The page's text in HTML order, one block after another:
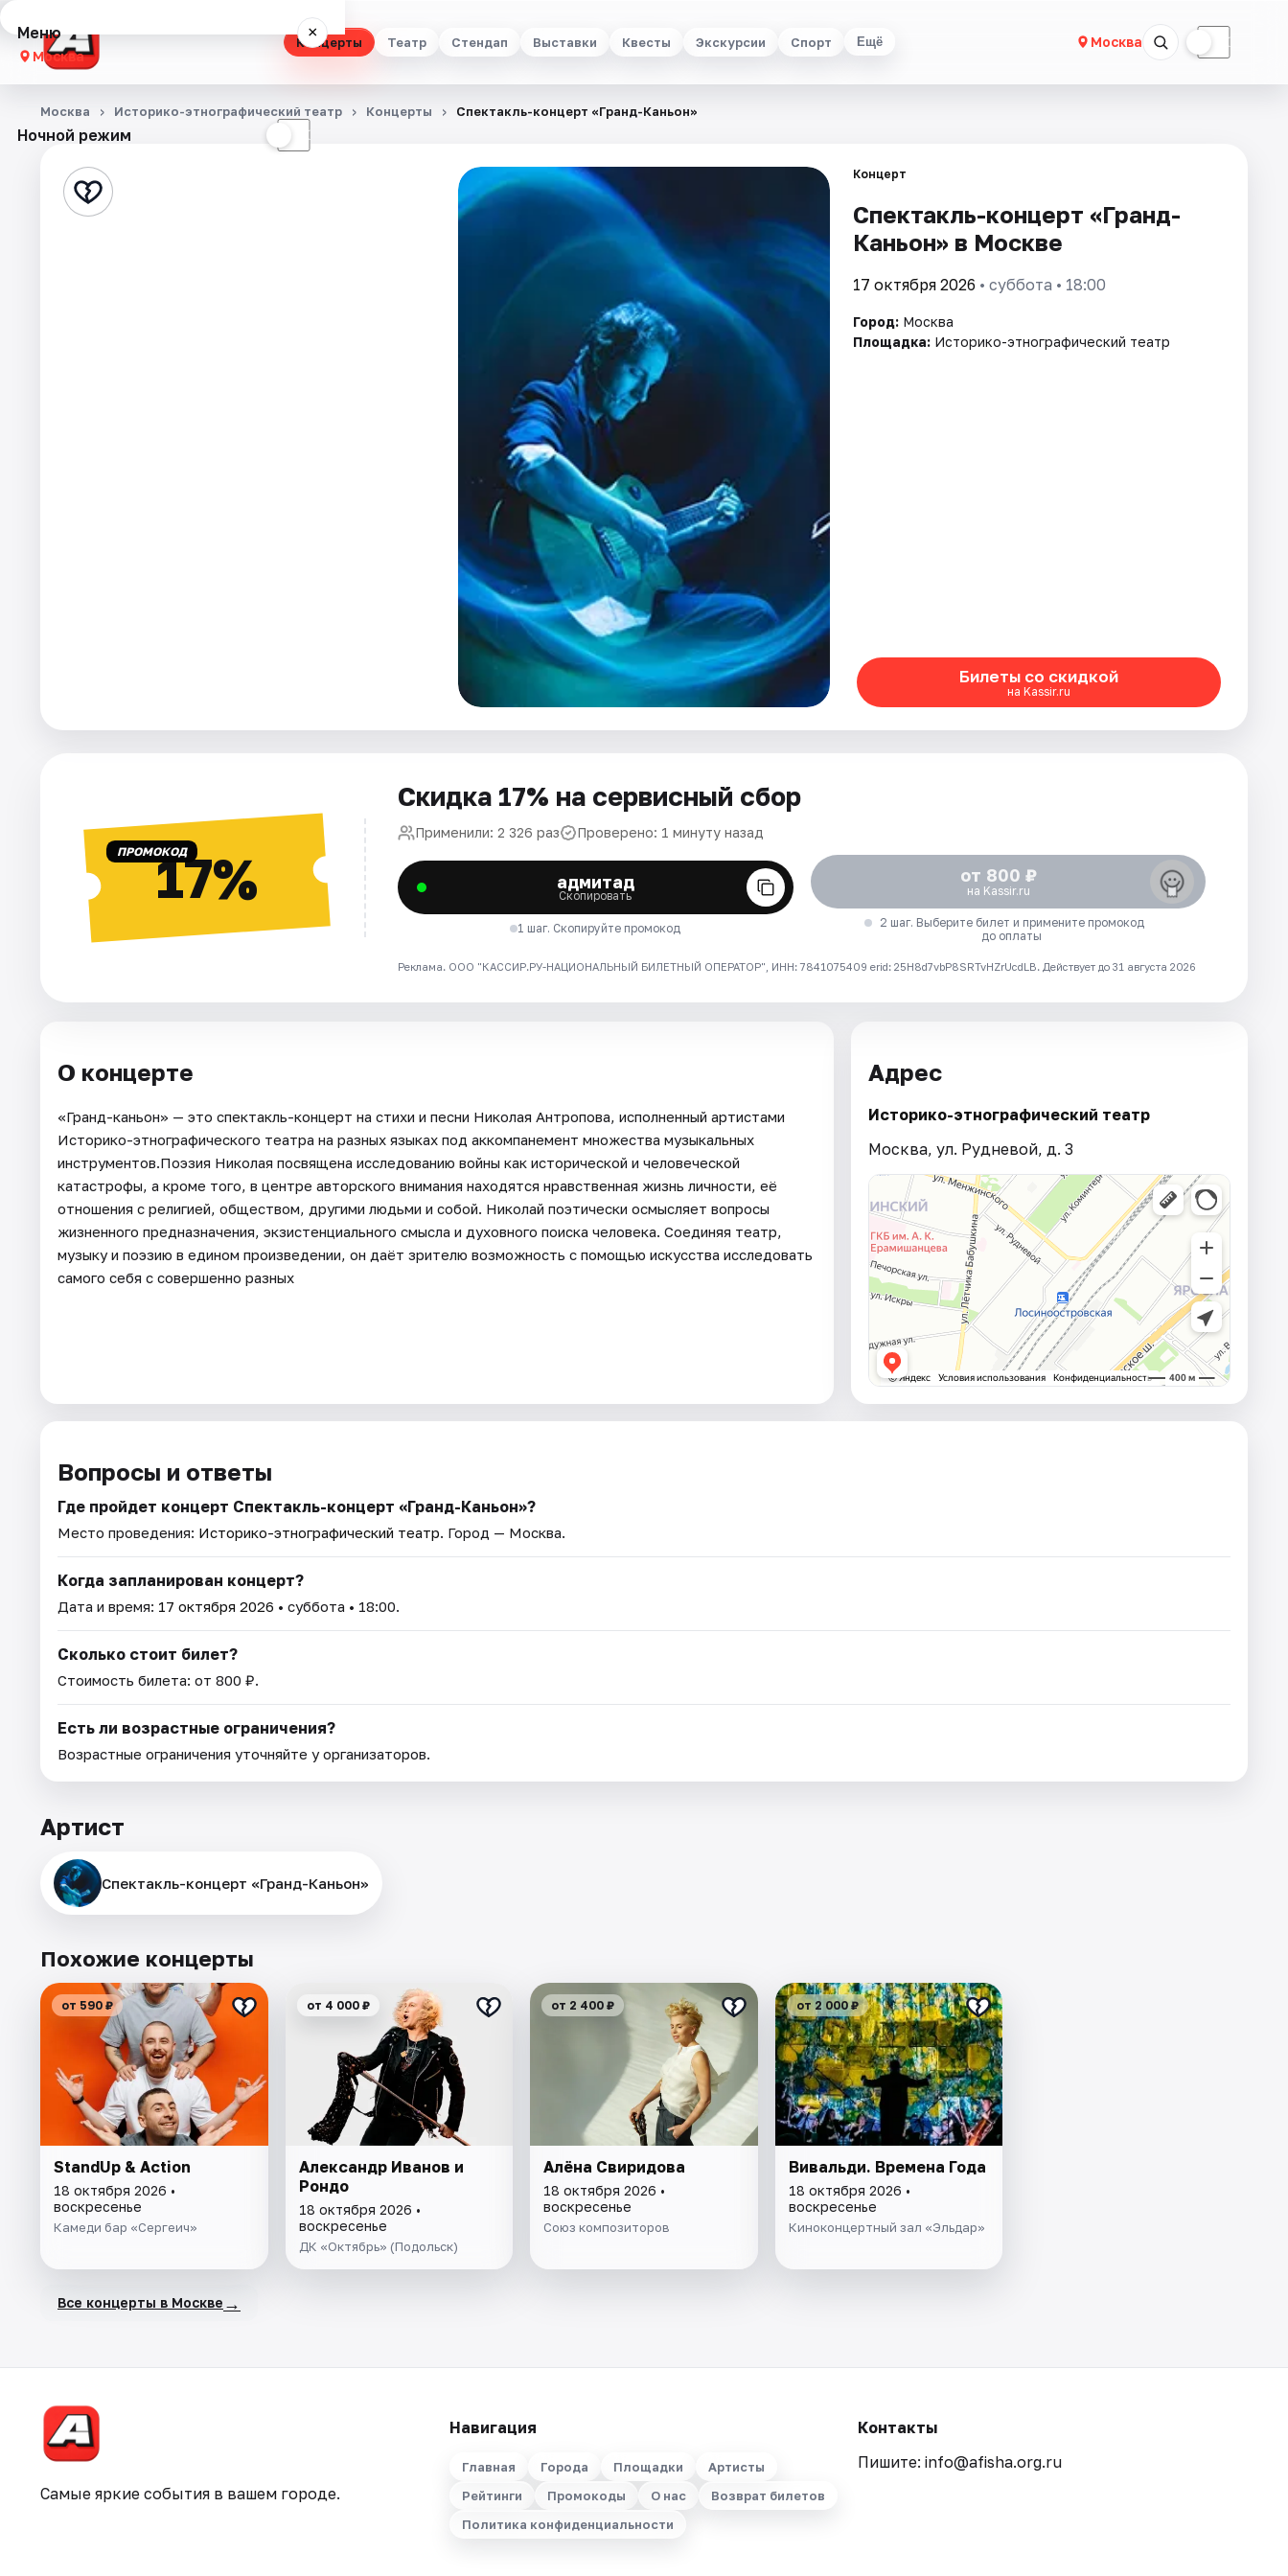
Концерты Театр Стендап Выставки Квесты Экскурсии Спорт Ещё Москва ☾
Меню ×
Москва
Концерты
Стендап
Ночной режим ☾
Москва Историко-этнографический театр Концерты Спектакль-концерт «Гранд-Каньон»
Концерт
Спектакль-концерт «Гранд-
Каньон» в Москве
17 октября 2026 • суббота • 18:00
Город: Москва
Площадка: Историко-этнографический театр
Билеты со скидкой
на Kassir.ru
ПРОМОКОД17%
Скидка 17% на сервисный сбор
Применили: 2 326 раз Проверено: 1 минуту назад
адмитад
Скопировать
1 шаг. Скопируйте промокод
от 800 ₽
на Kassir.ru
2 шаг. Выберите билет и примените промокод
до оплаты
Реклама. ООО "КАССИР.РУ-НАЦИОНАЛЬНЫЙ БИЛЕТНЫЙ ОПЕРАТОР", ИНН: 7841075409 erid: 25H8d7vbP8SRTvHZrUcdLB. Действует до 31 августа 2026
О концерте
«Гранд-каньон» — это спектакль-концерт на стихи и песни Николая Антропова, исполненный артистами
Историко-этнографического театра на разных языках под аккомпанемент множества музыкальных
инструментов.Поэзия Николая посвящена исследованию войны как исторической и человеческой
катастрофы, а кроме того, в центре авторского внимания находятся нравственная жизнь личности, её
отношения с религией, обществом, другими людьми и собой. Николай поэтически осмысляет вопросы
жизненного предназначения, экзистенциального смысла и духовного поиска человека. Соединяя театр,
музыку и поэзию в едином произведении, он даёт зрителю возможность с помощью искусства исследовать
самого себя с совершенно разных
Адрес
Историко-этнографический театр
Москва, ул. Рудневой, д. 3
Вопросы и ответы
Где пройдет концерт Спектакль-концерт «Гранд-Каньон»?
Место проведения: Историко-этнографический театр. Город — Москва.
Когда запланирован концерт?
Дата и время: 17 октября 2026 • суббота • 18:00.
Сколько стоит билет?
Стоимость билета: от 800 ₽.
Есть ли возрастные ограничения?
Возрастные ограничения уточняйте у организаторов.
Артист
Спектакль-концерт «Гранд-Каньон»
Похожие концерты
от 590 ₽
StandUp & Action
18 октября 2026 •
воскресенье
Камеди бар «Сергеич»
от 4 000 ₽
Александр Иванов и
Рондо
18 октября 2026 •
воскресенье
ДК «Октябрь» (Подольск)
от 2 400 ₽
Алёна Свиридова
18 октября 2026 •
воскресенье
Союз композиторов
от 2 000 ₽
Вивальди. Времена Года
18 октября 2026 •
воскресенье
Киноконцертный зал «Эльдар»
Все концерты в Москве →
Самые яркие события в вашем городе.
Навигация
Главная Города Площадки
Артисты
Рейтинги
Промокоды О нас
Возврат билетов
Политика конфиденциальности
Контакты
Пишите: info@afisha.org.ru